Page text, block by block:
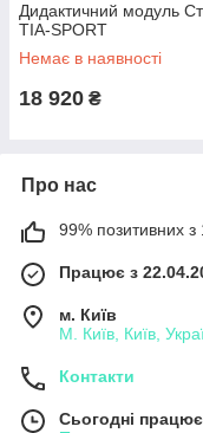
Дидактичний модуль
TIA-SPORT
Немає в наявності
18 920 ₴
Про нас
99% позитивних з
Працює з
м. Київ
М. Київ, Київ,
Контакти
Сьогодні